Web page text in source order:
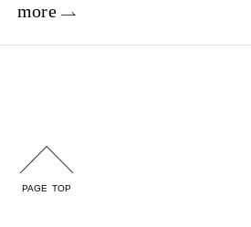
more
PAGE TOP